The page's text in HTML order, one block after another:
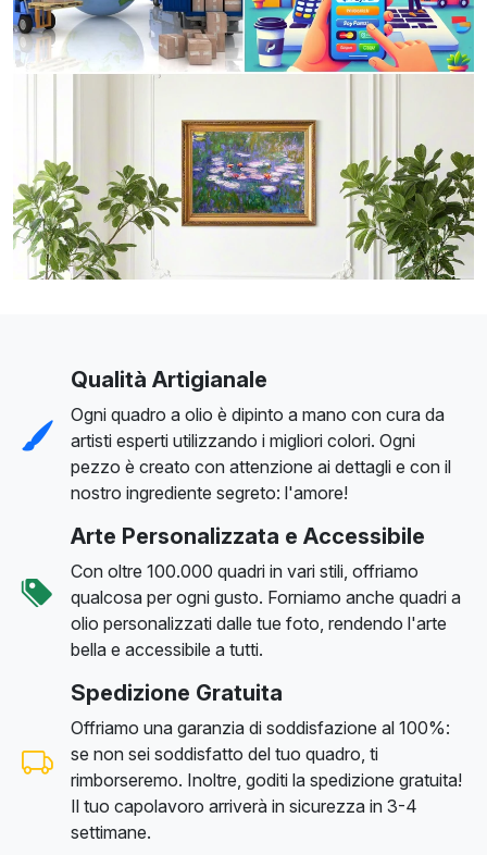
Qualità Artigianale
Ogni quadro a olio è dipinto a mano con cura da
artisti esperti utilizzando i migliori colori. Ogni
pezzo è creato con attenzione ai dettagli e con il
nostro ingrediente segreto: l'amore!
Arte Personalizzata e Accessibile
Con oltre 100.000 quadri in vari stili, offriamo
qualcosa per ogni gusto. Forniamo anche quadri a
olio personalizzati dalle tue foto, rendendo l'arte
bella e accessibile a tutti.
Spedizione Gratuita
Offriamo una garanzia di soddisfazione al 100%:
se non sei soddisfatto del tuo quadro, ti
rimborseremo. Inoltre, goditi la spedizione gratuita!
Il tuo capolavoro arriverà in sicurezza in 3-4
settimane.